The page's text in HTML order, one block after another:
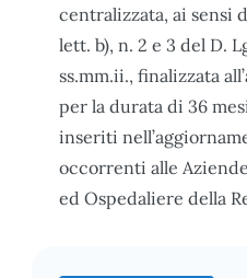
centralizzata, ai sensi
lett. b), n. 2 e 3 del D.
ss.mm.ii., finalizzata
per la durata di 36
inseriti
occorrenti alle
ed Ospedaliere della